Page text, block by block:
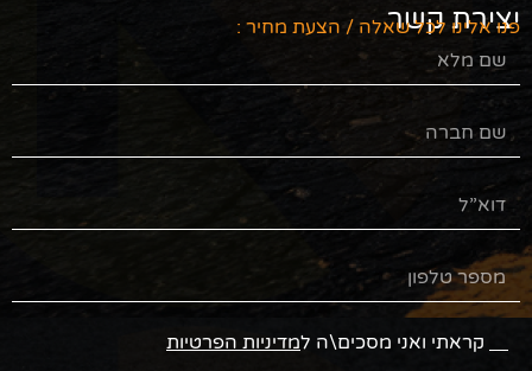
שאלה / הצעת מחיר :
מסכים\ה ל מדיניות הפרטיות